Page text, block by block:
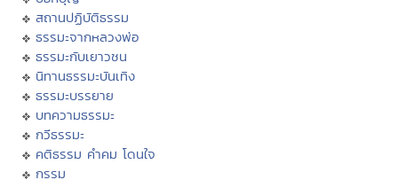
สถานปฏิบัติธรรม
ธรรมะจากหลวงพ่อ
ธรรมะกับเยาวชน
นิทานธรรมะบันเทิง
ธรรมะบรรยาย
บทความธรรมะ
กวีธรรมะ
คติธรรม คำคม โดนใจ
กรรม